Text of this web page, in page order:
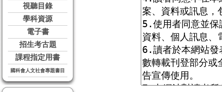
視聽目錄
學科資源
電子書
招生考古題
課程指定用書
國科會人文社會專題書目